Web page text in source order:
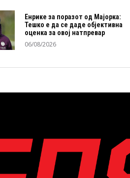
Енрике за поразот од Мајорка:
Тешко е да се даде објективна
оценка за овој натпревар
06/08/2026